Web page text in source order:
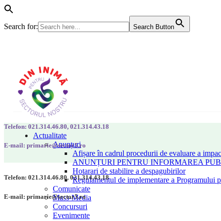
Search for: Search Button
Actualitate
Anunțuri
Afișare în cadrul procedurii de evaluare a
ANUNȚURI PENTRU INFORMAREA
Hotarari de stabilire a despagubirilor
Regulamentul de implementare a Programului
Comunicate
Mass-Media
Concursuri
Evenimente
Telefon: 021.314.46.80, 021.314.43.18
E-mail: primarie@sector5.ro
Telefon: 021.314.46.80, 021.314.43.18
E-mail: primarie@sector5.ro